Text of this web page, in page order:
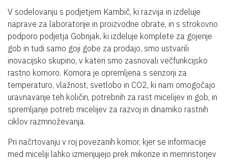
V sodelovanju s podjetjem Kambič, ki razvija in izdeluje
naprave za laboratorije in proizvodne obrate, in s strokovno
podporo podjetja Gobnjak, ki izdeluje komplete za gojenje
gob in tudi samo goji gobe za prodajo, smo ustvarili
inovacijsko skupino, v kateri smo zasnovali večfunkcijsko
rastno komoro. Komora je opremljena s senzorji za
temperaturo, vlažnost, svetlobo in CO2, ki nam omogočajo
uravnavanje teh količin, potrebnih za rast micelijev in gob, in
spremljanje potreb micelijev za razvoj in dinamiko rastnih
ciklov razmnoževanja.
Pri načrtovanju v roj povezanih komor, kjer se informacije
med miceliji lahko izmenjujejo prek mikorize in memristorjev